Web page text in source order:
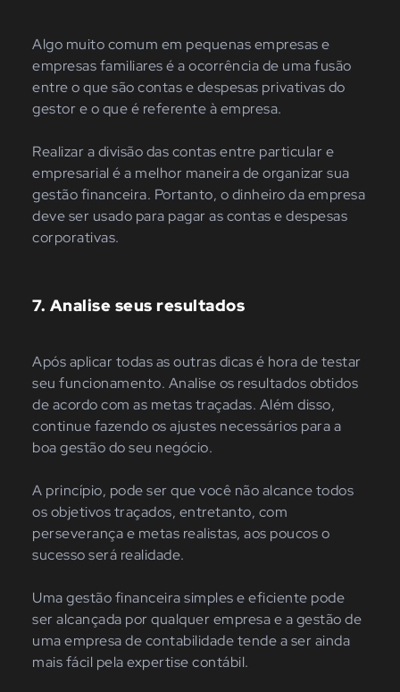
Algo muito comum em pequenas empresas e
empresas familiares é a ocorrência de uma fusão
entre o que são contas e despesas privativas do
gestor e o que é referente à empresa.
Realizar a divisão das contas entre particular e
empresarial é a melhor maneira de organizar sua
gestão financeira. Portanto, o dinheiro da empresa
deve ser usado para pagar as contas e despesas
corporativas.
7. Analise seus resultados
Após aplicar todas as outras dicas é hora de testar
seu funcionamento. Analise os resultados obtidos
de acordo com as metas traçadas. Além disso,
continue fazendo os ajustes necessários para a
boa gestão do seu negócio.
A princípio, pode ser que você não alcance todos
os objetivos traçados, entretanto, com
perseverança e metas realistas, aos poucos o
sucesso será realidade.
Uma gestão financeira simples e eficiente pode
ser alcançada por qualquer empresa e a gestão de
uma empresa de contabilidade tende a ser ainda
mais fácil pela expertise contábil.